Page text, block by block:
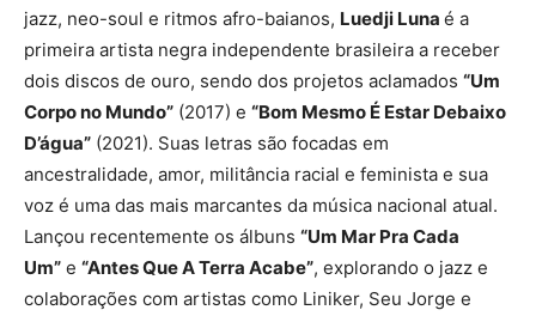
jazz, neo-soul e ritmos afro-baianos, Luedji Luna é a
primeira artista negra independente brasileira a receber
dois discos de ouro, sendo dos projetos aclamados “Um
Corpo no Mundo” (2017) e “Bom Mesmo É Estar Debaixo
D’água” (2021). Suas letras são focadas em
ancestralidade, amor, militância racial e feminista e sua
voz é uma das mais marcantes da música nacional atual.
Lançou recentemente os álbuns “Um Mar Pra Cada
Um” e “Antes Que A Terra Acabe”, explorando o jazz e
colaborações com artistas como Liniker, Seu Jorge e